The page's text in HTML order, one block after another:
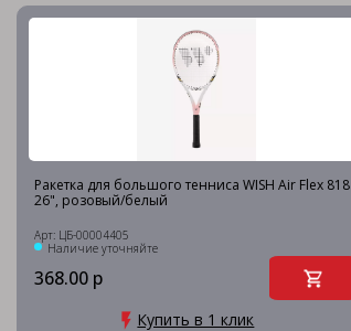
Ракетка для большого тенниса WISH Air Flex 818
26", розовый/белый
Арт: ЦБ-00004405
Наличие уточняйте
368.00 р
Купить в 1 клик